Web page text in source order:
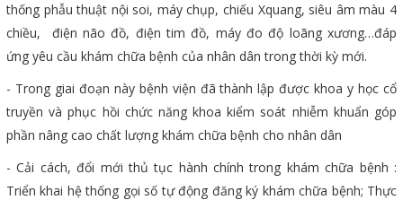
thống phẫu thuật nội soi, máy chụp, chiếu Xquang, siêu âm màu 4
chiều, điện não đồ, điện tim đồ, máy đo độ loãng xương…đáp
ứng yêu cầu khám chữa bệnh của nhân dân trong thời kỳ mới.
- Trong giai đoạn này bệnh viện đã thành lập được khoa y học cổ
truyền và phục hồi chức năng khoa kiểm soát nhiễm khuẩn góp
phần nâng cao chất lượng khám chữa bệnh cho nhân dân
- Cải cách, đổi mới thủ tục hành chính trong khám chữa bệnh :
Triển khai hệ thống gọi số tự động đăng ký khám chữa bệnh; Thực